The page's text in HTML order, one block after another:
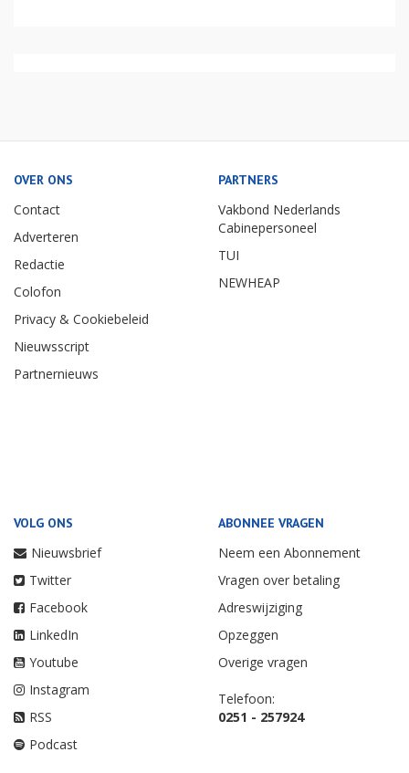
OVER ONS
Contact
Adverteren
Redactie
Colofon
Privacy & Cookiebeleid
Nieuwsscript
Partnernieuws
PARTNERS
Vakbond Nederlands
Cabinepersoneel
TUI
NEWHEAP
VOLG ONS
Nieuwsbrief
Twitter
Facebook
LinkedIn
Youtube
Instagram
RSS
Podcast
ABONNEE VRAGEN
Neem een Abonnement
Vragen over betaling
Adreswijziging
Opzeggen
Overige vragen
Telefoon:
0251 - 257924